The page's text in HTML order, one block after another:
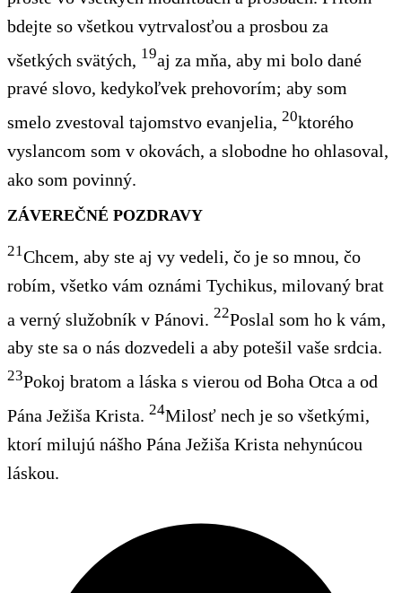
bdejte so všetkou vytrvalosťou a prosbou za
všetkých svätých,
19aj za mňa, aby mi bolo dané
pravé slovo, kedykoľvek prehovorím; aby som
smelo zvestoval tajomstvo evanjelia, 20ktorého
vyslancom som v okovách, a slobodne ho ohlasoval,
ako som povinný.
ZÁVEREČNÉ POZDRAVY
21Chcem, aby ste aj vy vedeli, čo je so mnou, čo
robím, všetko vám oznámi Tychikus, milovaný brat
a verný služobník v Pánovi.
22Poslal som ho k vám,
aby ste sa o nás dozvedeli a aby potešil vaše srdcia.
23Pokoj bratom a láska s vierou od Boha Otca a od
Pána Ježiša Krista. 24Milosť nech je so všetkými,
ktorí milujú nášho Pána Ježiša Krista nehynúcou
láskou.